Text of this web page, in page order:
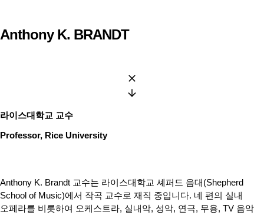
Anthony K. BRANDT
라이스대학교 교수
Professor, Rice University
Anthony K. Brandt 교수는 라이스대학교 셰퍼드 음대(Shepherd
School of Music)에서 작곡 교수로 재직 중입니다. 네 편의 실내
오페라를 비롯하여 오케스트라, 실내악, 성악, 연극, 무용, TV 음악